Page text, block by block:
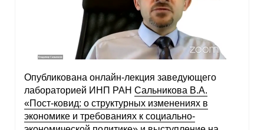
Опубликована онлайн-лекция заведующего
лабораторией ИНП РАН Сальникова В.А.
«Пост-ковид: о структурных изменениях в
экономике и требованиях к социально-